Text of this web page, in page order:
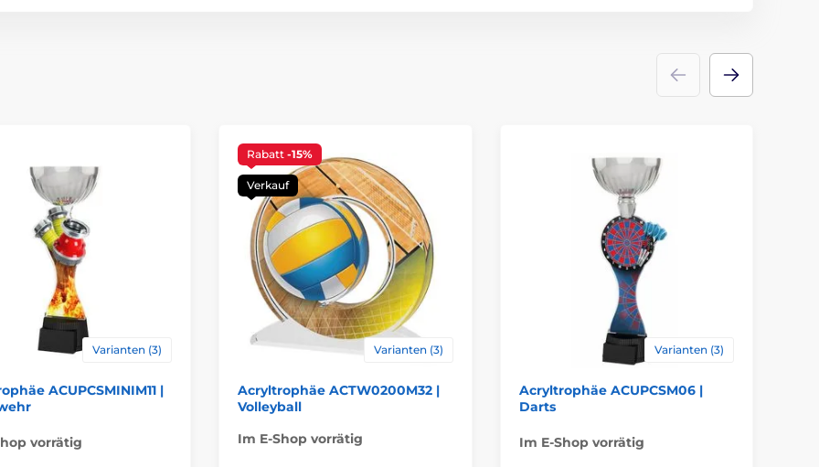
Varianten (3)
ACUPCSMINIM11 |
vorrätig
Rabatt -15%
Verkauf
Varianten (3)
Acryltrophäe ACTW0200M32 |
Volleyball
Im E-Shop vorrätig
Varianten (3)
Acryltrophäe ACUPCSM06 |
Darts
Im E-Shop vorrätig